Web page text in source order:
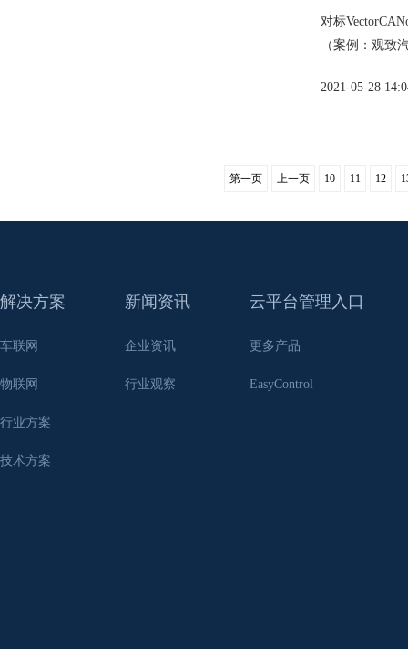
对标
（案例：观致
2021-05-28
第一页 上一页 10 11 12
解决方案
车联网
物联网
行业方案
技术方案
新闻资讯
企业资讯
行业观察
云平台管理入口
更多产品
EasyControl